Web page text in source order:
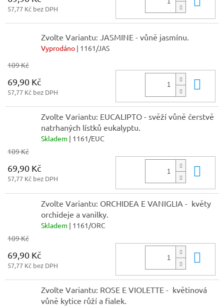
57,77 Kč bez DPH
Zvolte Variantu: JASMINE - vůně jasmínu.
Vyprodáno | 1161/JAS
109 Kč
69,90 Kč
57,77 Kč bez DPH
Zvolte Variantu: EUCALIPTO - svěží vůně čerstvě
natrhaných lístků eukalyptu.
Skladem | 1161/EUC
109 Kč
69,90 Kč
57,77 Kč bez DPH
Zvolte Variantu: ORCHIDEA E VANIGLIA - květy
orchideje a vanilky.
Skladem | 1161/ORC
109 Kč
69,90 Kč
57,77 Kč bez DPH
Zvolte Variantu: ROSE E VIOLETTE - květinová
vůně kytice růží a fialek.